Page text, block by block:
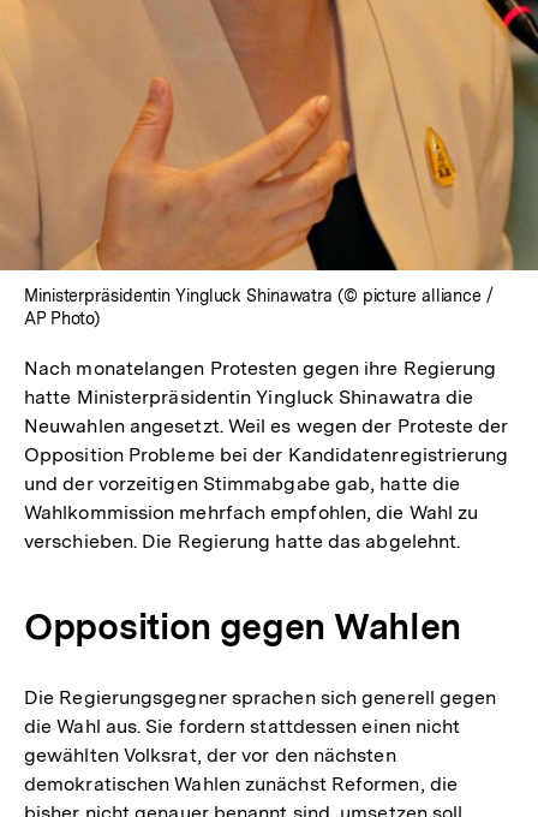
Ministerpräsidentin Yingluck Shinawatra (© picture alliance /
AP Photo)
Nach monatelangen Protesten gegen ihre Regierung
hatte Ministerpräsidentin Yingluck Shinawatra die
Neuwahlen angesetzt. Weil es wegen der Proteste der
Opposition Probleme bei der Kandidatenregistrierung
und der vorzeitigen Stimmabgabe gab, hatte die
Wahlkommission mehrfach empfohlen, die Wahl zu
verschieben. Die Regierung hatte das abgelehnt.
Opposition gegen Wahlen
Die Regierungsgegner sprachen sich generell gegen
die Wahl aus. Sie fordern stattdessen einen nicht
gewählten Volksrat, der vor den nächsten
demokratischen Wahlen zunächst Reformen, die